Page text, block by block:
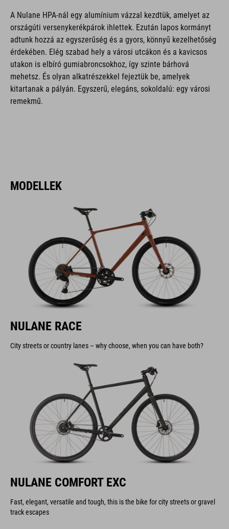
A Nulane HPA-nál egy alumínium vázzal kezdtük, amelyet az
országúti versenykerékpárok ihlettek. Ezután lapos kormányt
adtunk hozzá az egyszerűség és a gyors, könnyű kezelhetőség
érdekében. Elég szabad hely a városi utcákon és a kavicsos
utakon is elbíró gumiabroncsokhoz, így szinte bárhová
mehetsz. És olyan alkatrészekkel fejeztük be, amelyek
kitartanak a pályán. Egyszerű, elegáns, sokoldalú: egy városi
remekmű.
MODELLEK
NULANE RACE
City streets or country lanes – why choose, when you can have both?
NULANE COMFORT EXC
Fast, elegant, versatile and tough, this is the bike for city streets or gravel
track escapes